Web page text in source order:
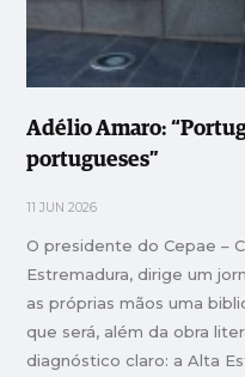
Adélio Amaro:
portugueses”
11 JUN 2026
O presidente do Cepae –
Estremadura, dirige um
as próprias mãos uma
que será, além da obra
diagnóstico claro: a Alta